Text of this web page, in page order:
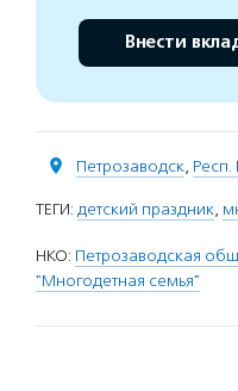
Внести
Петрозаводск, Респ.
ТЕГИ: детский праздник,
НКО: Петрозаводская
"Многодетная семья"